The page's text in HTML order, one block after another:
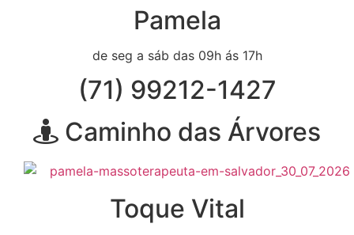
Pamela
de seg a sáb das 09h ás 17h
(71) 99212-1427
Caminho das Árvores
Toque Vital